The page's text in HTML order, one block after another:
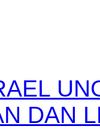
DAN